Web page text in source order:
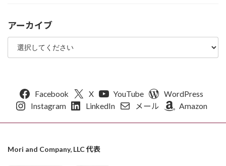
アーカイブ
Facebook X YouTube
WordPress
Instagram
LinkedIn メール Amazon
Mori and Company, LLC 代表